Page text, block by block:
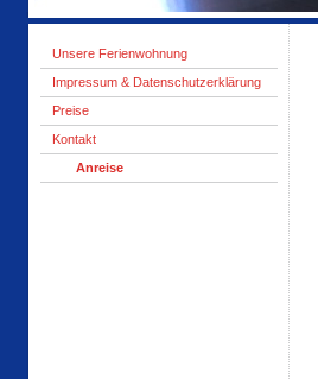
Unsere Ferienwohnung
Impressum & Datenschutzerklärung
Preise
Kontakt
Anreise